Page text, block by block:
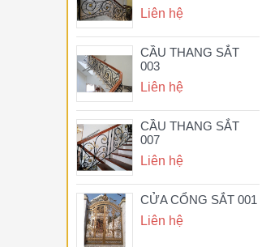
Liên hệ
CẦU THANG SẮT
003
Liên hệ
CẦU THANG SẮT
007
Liên hệ
CỬA CỔNG SẮT 001
Liên hệ